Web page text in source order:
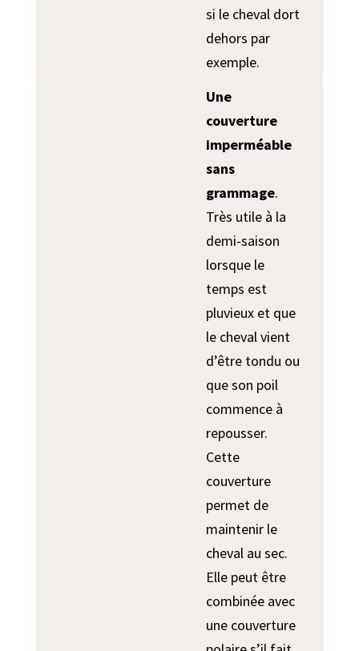
si le cheval dort
dehors par
exemple.
Une
couverture
imperméable
sans
grammage.
Très utile à la
demi-saison
lorsque le
temps est
pluvieux et que
le cheval vient
d’être tondu ou
que son poil
commence à
repousser.
Cette
couverture
permet de
maintenir le
cheval au sec.
Elle peut être
combinée avec
une couverture